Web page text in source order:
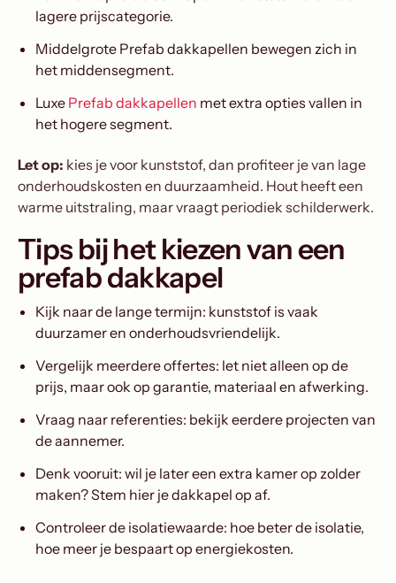
lagere prijscategorie.
Middelgrote Prefab dakkapellen bewegen zich in
het middensegment.
Luxe Prefab dakkapellen met extra opties vallen in
het hogere segment.
Let op: kies je voor kunststof, dan profiteer je van lage
onderhoudskosten en duurzaamheid. Hout heeft een
warme uitstraling, maar vraagt periodiek schilderwerk.
Tips bij het kiezen van een
prefab dakkapel
Kijk naar de lange termijn: kunststof is vaak
duurzamer en onderhoudsvriendelijk.
Vergelijk meerdere offertes: let niet alleen op de
prijs, maar ook op garantie, materiaal en afwerking.
Vraag naar referenties: bekijk eerdere projecten van
de aannemer.
Denk vooruit: wil je later een extra kamer op zolder
maken? Stem hier je dakkapel op af.
Controleer de isolatiewaarde: hoe beter de isolatie,
hoe meer je bespaart op energiekosten.